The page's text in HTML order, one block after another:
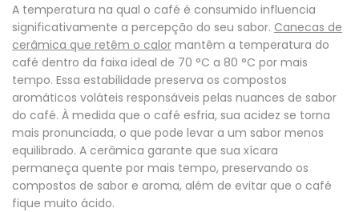
A temperatura na qual o café é consumido influencia
significativamente a percepção do seu sabor. Canecas de
cerâmica que retêm o calor mantêm a temperatura do
café dentro da faixa ideal de 70 °C a 80 °C por mais
tempo. Essa estabilidade preserva os compostos
aromáticos voláteis responsáveis ​​pelas nuances de sabor
do café. À medida que o café esfria, sua acidez se torna
mais pronunciada, o que pode levar a um sabor menos
equilibrado. A cerâmica garante que sua xícara
permaneça quente por mais tempo, preservando os
compostos de sabor e aroma, além de evitar que o café
fique muito ácido.